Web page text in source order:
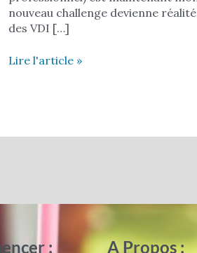
nouveau challenge devienne
des VDI […]
Lire l'article »
: A Propos :